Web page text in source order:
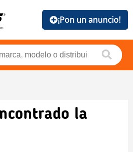
¡Pon un anuncio!
la